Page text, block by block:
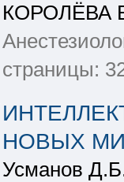
КОРОЛЁВА
страницы:
НОВЫХ
Усманов